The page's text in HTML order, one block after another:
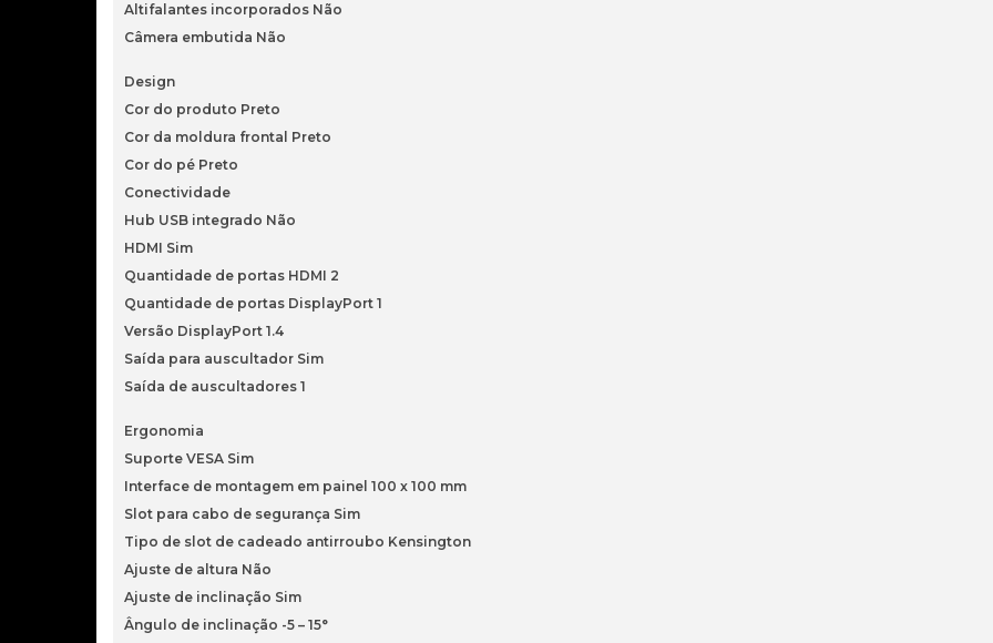
Altifalantes incorporados Não
Câmera embutida Não
Design
Cor do produto Preto
Cor da moldura frontal Preto
Cor do pé Preto
Conectividade
Hub USB integrado Não
HDMI Sim
Quantidade de portas HDMI 2
Quantidade de portas DisplayPort 1
Versão DisplayPort 1.4
Saída para auscultador Sim
Saída de auscultadores 1
Ergonomia
Suporte VESA Sim
Interface de montagem em painel 100 x 100 mm
Slot para cabo de segurança Sim
Tipo de slot de cadeado antirroubo Kensington
Ajuste de altura Não
Ajuste de inclinação Sim
Ângulo de inclinação -5 – 15°